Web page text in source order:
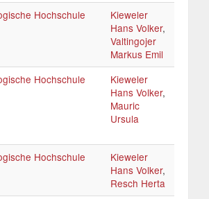
Hochschule
Kieweler
Hans Volker,
Valtingojer
Markus Emil
Hochschule
Kieweler
Hans Volker,
Mauric
Ursula
Hochschule
Kieweler
Hans Volker,
Resch Herta